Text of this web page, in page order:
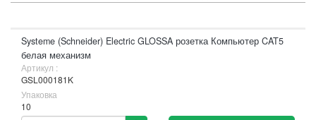
Systeme (Schneider) Electric GLOSSA розетка Компьютер CAT5
белая механизм
Артикул :
GSL000181K
Упаковка
10